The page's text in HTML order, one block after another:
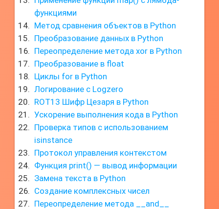
функциями
Метод сравнения объектов в Python
Преобразование данных в Python
Переопределение метода xor в Python
Преобразование в float
Циклы for в Python
Логирование с Logzero
ROT13 Шифр Цезаря в Python
Ускорение выполнения кода в Python
Проверка типов с использованием
isinstance
Протокол управления контекстом
Функция print() — вывод информации
Замена текста в Python
Создание комплексных чисел
Переопределение метода __and__